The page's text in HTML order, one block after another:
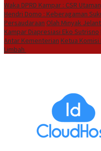
Waka DPRD Kampar : CSR
Hendri Domo : Keberagaman
Persaudaraan Olah Minyak
Kampar Diapresiasi Eko Sutrisno
Antar Kementerian Ketua Komisi
Limbah